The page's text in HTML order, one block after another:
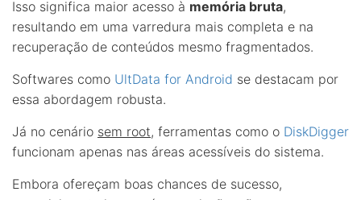
Isso significa maior acesso à memória bruta,
resultando em uma varredura mais completa e na
recuperação de conteúdos mesmo fragmentados.
Softwares como UltData for Android se destacam por
essa abordagem robusta.
Já no cenário sem root, ferramentas como o DiskDigger
funcionam apenas nas áreas acessíveis do sistema.
Embora ofereçam boas chances de sucesso,